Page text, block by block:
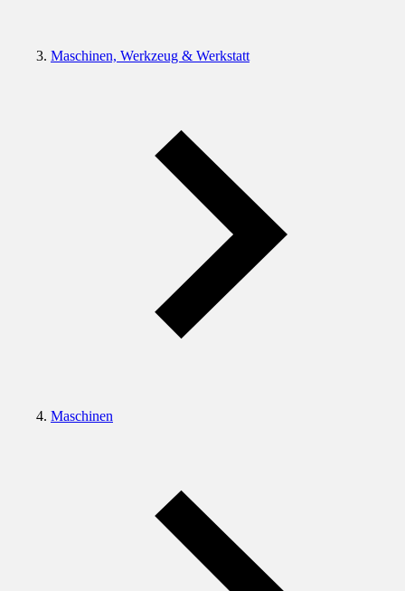
Maschinen, Werkzeug & Werkstatt
Maschinen